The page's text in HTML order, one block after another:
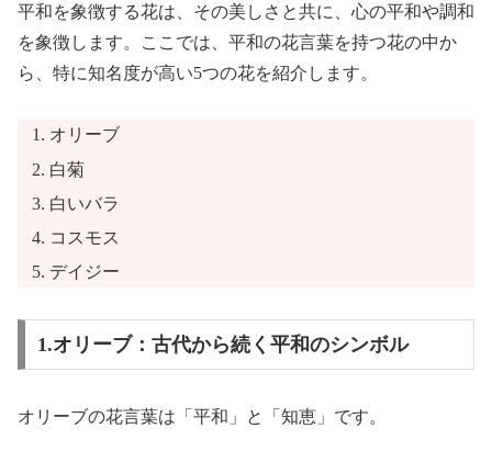
平和を象徴する花は、その美しさと共に、心の平和や調和
を象徴します。ここでは、平和の花言葉を持つ花の中か
ら、特に知名度が高い5つの花を紹介します。
オリーブ
白菊
白いバラ
コスモス
デイジー
1.オリーブ：古代から続く平和のシンボル
オリーブの花言葉は「平和」と「知恵」です。